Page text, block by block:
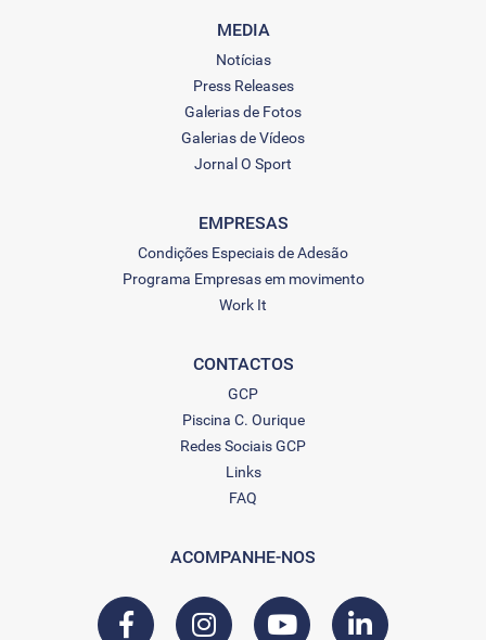
MEDIA
Notícias
Press Releases
Galerias de Fotos
Galerias de Vídeos
Jornal O Sport
EMPRESAS
Condições Especiais de Adesão
Programa Empresas em movimento
Work It
CONTACTOS
GCP
Piscina C. Ourique
Redes Sociais GCP
Links
FAQ
ACOMPANHE-NOS